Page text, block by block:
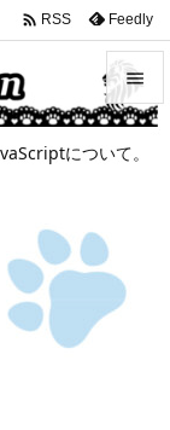
について。


メニュ
前へ
 RSS Feedly